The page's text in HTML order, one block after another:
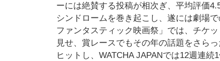
ーには絶賛する投稿が相次ぎ、平均評価
シンドロームを巻き起こし、遂には劇場
ファンタスティック映画祭」では、チケ
見せ、賞レースでもその年の話題をさら
ヒットし、WATCHA JAPANでは12週連